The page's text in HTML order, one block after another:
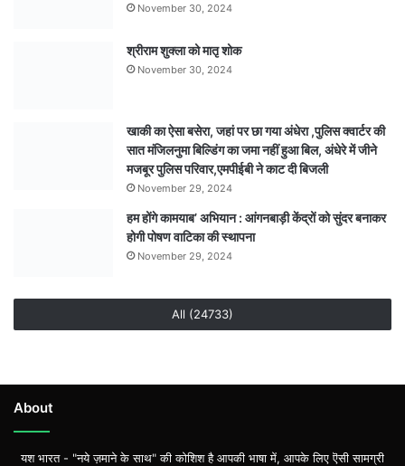
November 30, 2024
श्रीराम शुक्ला को मातृ शोक
November 30, 2024
खाकी का ऐसा बसेरा, जहां पर छा गया अंधेरा ,पुलिस क्वार्टर की
सात मंजिलनुमा बिल्डिंग का जमा नहीं हुआ बिल, अंधेरे में जीने
मजबूर पुलिस परिवार,एमपीईबी ने काट दी बिजली
November 29, 2024
हम होंगे कामयाब’ अभियान : आंगनबाड़ी केंद्रों को सुंदर बनाकर
होगी पोषण वाटिका की स्थापना
November 29, 2024
All (24733)
About
यश भारत - "नये ज़माने के साथ" की कोशिश है आपकी भाषा में, आपके लिए ऎसी सामग्री